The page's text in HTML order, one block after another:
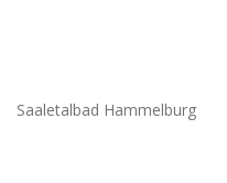
Saaletalbad Hammelburg